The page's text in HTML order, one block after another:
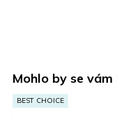
Mohlo by se
VÝPRODEJ